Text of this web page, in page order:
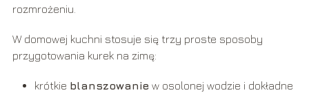
rozmrożeniu.
W domowej kuchni stosuje się trzy proste sposoby
przygotowania kurek na zimę:
krótkie blanszowaniew osolonej wodzie i dokładne